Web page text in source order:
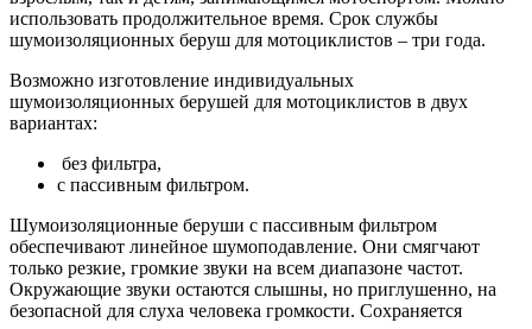
использовать продолжительное время. Срок службы
шумоизоляционных беруш для мотоциклистов – три года.
Возможно изготовление индивидуальных
шумоизоляционных берушей для мотоциклистов в двух
вариантах:
без фильтра,
с пассивным фильтром.
Шумоизоляционные беруши с пассивным фильтром
обеспечивают линейное шумоподавление. Они смягчают
только резкие, громкие звуки на всем диапазоне частот.
Окружающие звуки остаются слышны, но приглушенно, на
безопасной для слуха человека громкости. Сохраняется